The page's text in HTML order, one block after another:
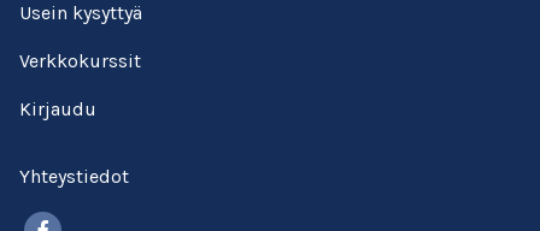
Usein kysyttyä
Verkkokurssit
Kirjaudu
Yhteystiedot